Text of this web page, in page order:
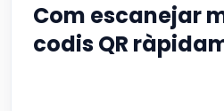
Com escanejar
codis QR